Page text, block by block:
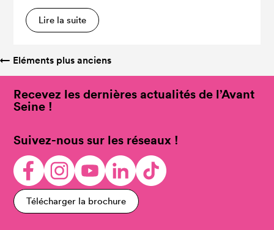
Lire la suite
← Eléments plus anciens
Recevez les dernières actualités de l’Avant
Seine !
Suivez-nous sur les réseaux !
Télécharger la brochure